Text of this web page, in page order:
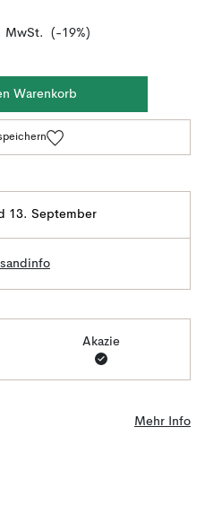
MwSt. (-19%)
Warenkorb
13. September
Akazie
Mehr Info